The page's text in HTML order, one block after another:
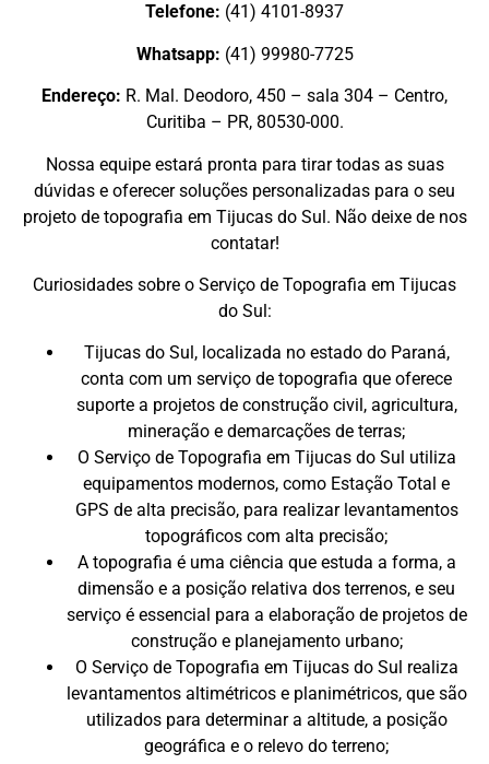
Telefone: (41) 4101-8937
Whatsapp: (41) 99980-7725
Endereço: R. Mal. Deodoro, 450 – sala 304 – Centro,
Curitiba – PR, 80530-000.
Nossa equipe estará pronta para tirar todas as suas
dúvidas e oferecer soluções personalizadas para o seu
projeto de topografia em Tijucas do Sul. Não deixe de nos
contatar!
Curiosidades sobre o Serviço de Topografia em Tijucas
do Sul:
Tijucas do Sul, localizada no estado do Paraná,
conta com um serviço de topografia que oferece
suporte a projetos de construção civil, agricultura,
mineração e demarcações de terras;
O Serviço de Topografia em Tijucas do Sul utiliza
equipamentos modernos, como Estação Total e
GPS de alta precisão, para realizar levantamentos
topográficos com alta precisão;
A topografia é uma ciência que estuda a forma, a
dimensão e a posição relativa dos terrenos, e seu
serviço é essencial para a elaboração de projetos de
construção e planejamento urbano;
O Serviço de Topografia em Tijucas do Sul realiza
levantamentos altimétricos e planimétricos, que são
utilizados para determinar a altitude, a posição
geográfica e o relevo do terreno;